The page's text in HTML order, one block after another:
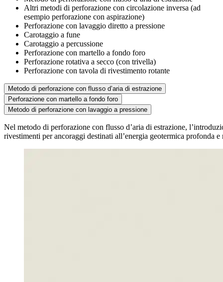
Altri metodi di perforazione con circolazione inversa (ad
esempio perforazione con aspirazione)
Perforazione con lavaggio diretto a pressione
Carotaggio a fune
Carotaggio a percussione
Perforazione con martello a fondo foro
Perforazione rotativa a secco (con trivella)
Perforazione con tavola di rivestimento rotante
Metodo di perforazione con flusso d’aria di estrazione
Perforazione con martello a fondo foro
Metodo di perforazione con lavaggio a pressione
Nel metodo di perforazione con flusso d’aria di estrazione,
rivestimenti per ancoraggi destinati all’energia geotermica profonda